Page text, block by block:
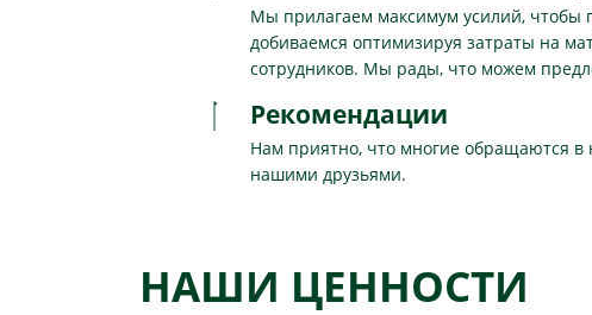
Мы прилагаем максимум усилий, чтобы
добиваемся оптимизируя затраты на
сотрудников. Мы рады, что можем
Рекомендации
Нам приятно, что многие обращаются в
нашими друзьями.
НАШИ ЦЕННОСТИ